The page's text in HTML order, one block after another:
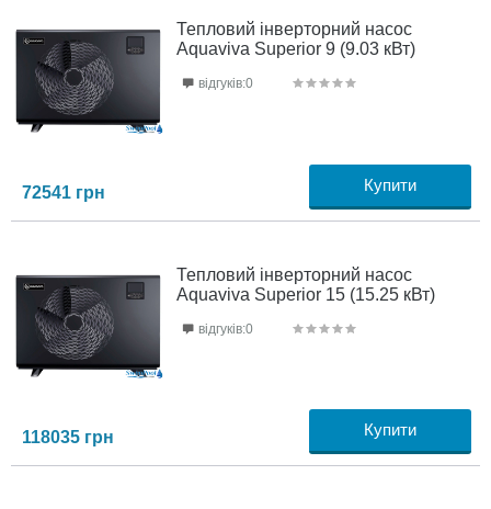
Тепловий інверторний насос
Aquaviva Superior 9 (9.03 кВт)
72541 грн Купити
відгуків:0
Тепловий інверторний насос
Aquaviva Superior 15 (15.25 кВт)
118035 грн Купити
відгуків:0